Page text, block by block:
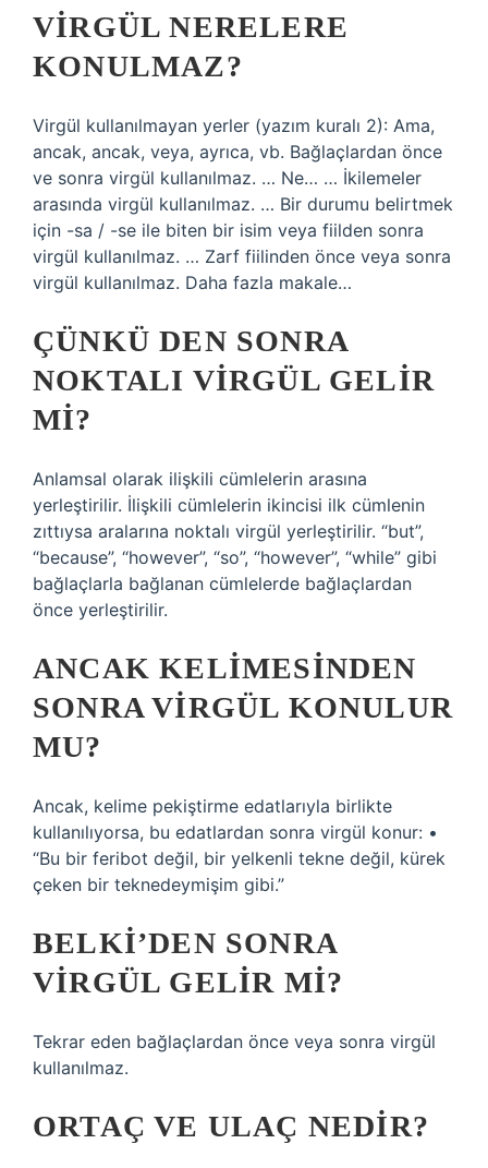
VIRGÜL NERELERE
KONULMAZ?
Virgül kullanılmayan yerler (yazım kuralı 2): Ama,
ancak, ancak, veya, ayrıca, vb. Bağlaçlardan önce
ve sonra virgül kullanılmaz. … Ne… … İkilemeler
arasında virgül kullanılmaz. … Bir durumu belirtmek
için -sa / -se ile biten bir isim veya fiilden sonra
virgül kullanılmaz. … Zarf fiilinden önce veya sonra
virgül kullanılmaz. Daha fazla makale…
ÇÜNKÜ DEN SONRA
NOKTALI VIRGÜL GELIR
MI?
Anlamsal olarak ilişkili cümlelerin arasına
yerleştirilir. İlişkili cümlelerin ikincisi ilk cümlenin
zıttıysa aralarına noktalı virgül yerleştirilir. “but”,
“because”, “however”, “so”, “however”, “while” gibi
bağlaçlarla bağlanan cümlelerde bağlaçlardan
önce yerleştirilir.
ANCAK KELIMESINDEN
SONRA VIRGÜL KONULUR
MU?
Ancak, kelime pekiştirme edatlarıyla birlikte
kullanılıyorsa, bu edatlardan sonra virgül konur: •
“Bu bir feribot değil, bir yelkenli tekne değil, kürek
çeken bir teknedeymişim gibi.”
BELKI’DEN SONRA
VIRGÜL GELIR MI?
Tekrar eden bağlaçlardan önce veya sonra virgül
kullanılmaz.
ORTAÇ VE ULAÇ NEDIR?